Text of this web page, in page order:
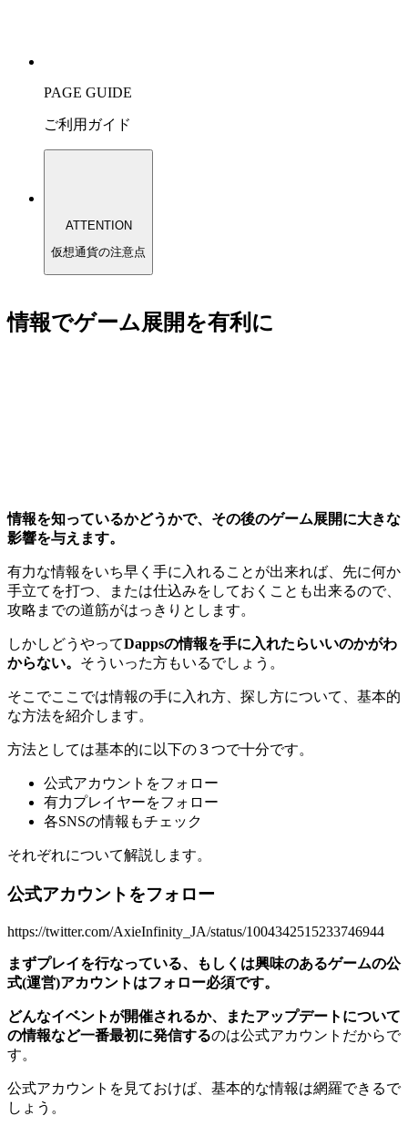
PAGE GUIDE
ご利用ガイド
ATTENTION
仮想通貨の注意点
情報でゲーム展開を有利に
情報を知っているかどうかで、その後のゲーム展開に大きな
影響を与えます。
有力な情報をいち早く手に入れることが出来れば、先に何か
手立てを打つ、または仕込みをしておくことも出来るので、
攻略までの道筋がはっきりとします。
しかしどうやってDappsの情報を手に入れたらいいのかがわ
からない。 そういった方もいるでしょう。
そこでここでは情報の手に入れ方、探し方について、基本的
な方法を紹介します。
方法としては基本的に以下の３つで十分です。
公式アカウントをフォロー
有力プレイヤーをフォロー
各SNSの情報もチェック
それぞれについて解説します。
公式アカウントをフォロー
https://twitter.com/AxieInfinity_JA/status/1004342515233746944
まずプレイを行なっている、もしくは興味のあるゲームの公
式(運営)アカウントはフォロー必須です。
どんなイベントが開催されるか、またアップデートについて
の情報など一番最初に発信するのは公式アカウントだからで
す。
公式アカウントを見ておけば、基本的な情報は網羅できるで
しょう。